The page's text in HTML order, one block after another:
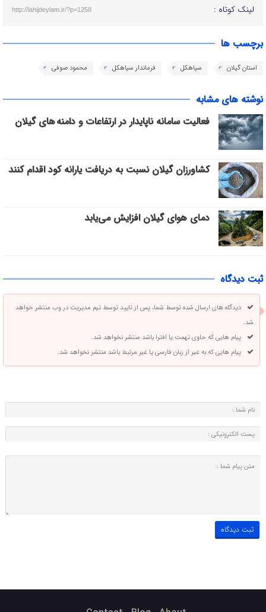
لینک کوتاه : http://lahijdeylam.ir/?p=1258
برچسب ها
استان گیلان سیاهکل فرماندار سیاهکل محمود صوفی
نوشته های مشابه
فعالیت سامانه ناپایدار در ارتفاعات و دامنه های گیلان
کشاورزان گیلان نسبت به دریافت یارانه کود اقدام کنند
دمای هوای گیلان افزایش می‌یابد
ثبت دیدگاه
دیدگاه های ارسال شده توسط شما، پس از تایید توسط تیم مدیریت در وب منتشر خواهد
شد.
پیام هایی که حاوی تهمت یا افترا باشد منتشر نخواهد شد.
پیام هایی که به غیر از زبان فارسی یا غیر مرتبط باشد منتشر نخواهد شد.